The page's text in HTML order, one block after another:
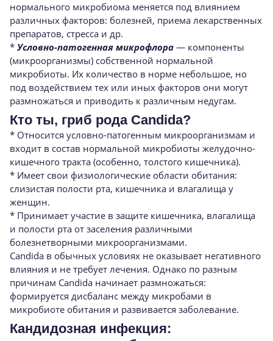
нормального микробиома меняется под влиянием
различных факторов: болезней, приема лекарственных
препаратов, стресса и др.
* Условно-патогенная микрофлора — компоненты
(микроорганизмы) собственной нормальной
микробиоты. Их количество в норме небольшое, но
под воздействием тех или иных факторов они могут
размножаться и приводить к различным недугам.
Кто ты, гриб рода Candida?
* Относится условно-патогенным микроорганизмам и
входит в состав нормальной микробиоты желудочно-
кишечного тракта (особенно, толстого кишечника).
* Имеет свои физиологические области обитания:
слизистая полости рта, кишечника и влагалища у
женщин.
* Принимает участие в защите кишечника, влагалища
и полости рта от заселения различными
болезнетворными микроорганизмами.
Candida в обычных условиях не оказывает негативного
влияния и не требует лечения. Однако по разным
причинам Candida начинает размножаться:
формируется дисбаланс между микробами в
микробиоте обитания и развивается заболевание.
Кандидозная инфекция: